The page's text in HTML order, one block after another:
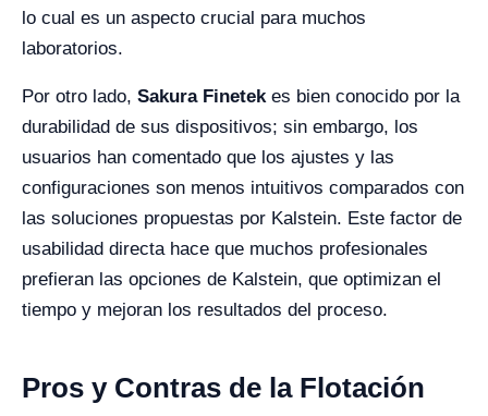
lo cual es un aspecto crucial para muchos
laboratorios.
Por otro lado, Sakura Finetekes bien conocido por la
durabilidad de sus dispositivos; sin embargo, los
usuarios han comentado que los ajustes y las
configuraciones son menos intuitivos comparados con
las soluciones propuestas por Kalstein. Este factor de
usabilidad directa hace que muchos profesionales
prefieran las opciones de Kalstein, que optimizan el
tiempo y mejoran los resultados del proceso.
Pros y Contras de la Flotación